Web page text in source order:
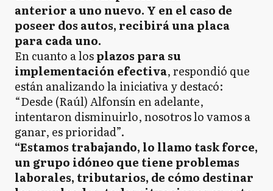
anterior a uno nuevo. Y en el caso de
poseer dos autos, recibirá una placa
para cada uno.
En cuanto a losplazos para su
implementación efectiva, respondió que
están analizando la iniciativa y destacó:
“Desde (Raúl) Alfonsín en adelante,
intentaron disminuirlo, nosotros lo vamos a
ganar, es prioridad”.
“Estamos trabajando, lo llamo task force,
un grupo idóneo que tiene problemas
laborales, tributarios, de cómo destinar